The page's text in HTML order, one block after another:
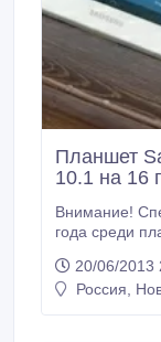
Планшет
10.1 на 16
Внимание!
года среди
10.1 на 16 гб.
Планшет
20/06/2013
Россия,